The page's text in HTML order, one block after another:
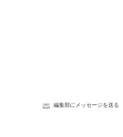
編集部にメッセージを送る